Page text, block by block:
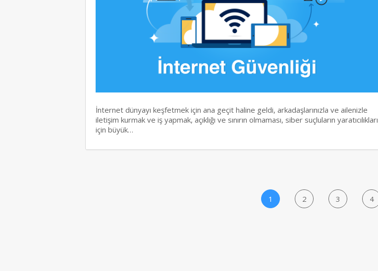
İnternet dünyayı keşfetmek için ana geçit haline geldi, arkadaşlarınızla ve ailenizle
iletişim kurmak ve iş yapmak, açıklığı ve sınırın olmaması, siber suçluların yaratıcılıkları
için büyük…
1 2 3 4